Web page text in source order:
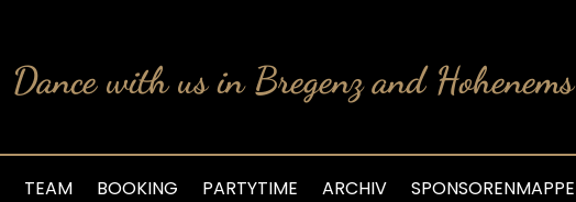
Dance with us in Bregenz and Hohenems
TEAM BOOKING PARTYTIME ARCHIV SPONSORENMAPPE